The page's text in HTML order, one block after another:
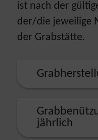
ist nach der
der/die jeweilige
der Grabstätte.
jährlich